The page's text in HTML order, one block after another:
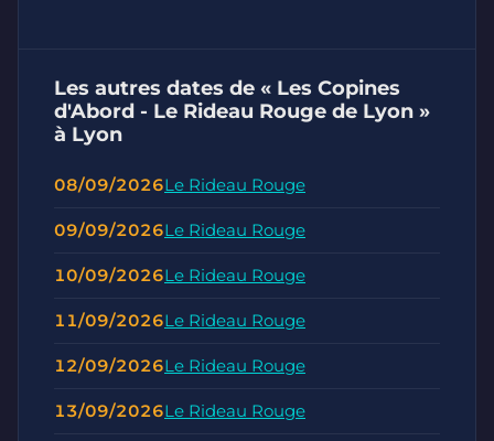
Les autres dates de « Les Copines
d'Abord - Le Rideau Rouge de Lyon »
à Lyon
08/09/2026Le Rideau Rouge
09/09/2026Le Rideau Rouge
10/09/2026Le Rideau Rouge
11/09/2026Le Rideau Rouge
12/09/2026Le Rideau Rouge
13/09/2026Le Rideau Rouge